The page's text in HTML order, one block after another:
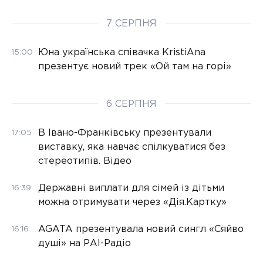
7 СЕРПНЯ
15:00
Юна українська співачка KristiAna
презентує новий трек «Ой там на горі»
6 СЕРПНЯ
17:05
В Івано-Франківську презентували
виставку, яка навчає спілкуватися без
стереотипів. Відео
16:39
Державні виплати для сімей із дітьми
можна отримувати через «Дія.Картку»
16:16
AGATA презентувала новий сингл «Сяйво
душі» на РАІ-Радіо